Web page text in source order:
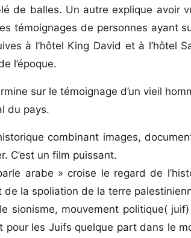
de balles. Un autre explique avoir
témoignages de personnes ayant
à l’hôtel King David et à l’hôtel
l’époque.
sur le témoignage d’un vieil
du pays.
combinant images,
C’est un film puissant.
arabe » croise le regard de
de la spoliation de la terre
sionisme, mouvement politique(
pour les Juifs quelque part dans le